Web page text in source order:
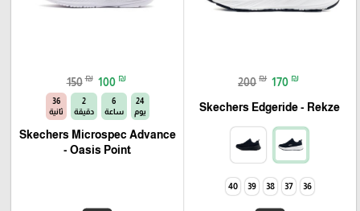
200 ₪ 170 ₪
Skechers Edgeride - Rekze‏
36
37
38
39
40
150 ₪ 100 ₪
24
يوم
6
ساعة
2
دقيقة
35
ثانية
Skechers Microspec Advance
- Oasis Point